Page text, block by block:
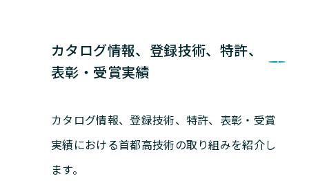
カタログ情報、登録技術、特許、
表彰・受賞実績
カタログ情報、登録技術、特許、表彰・受賞
実績における首都高技術の取り組みを紹介し
ます。